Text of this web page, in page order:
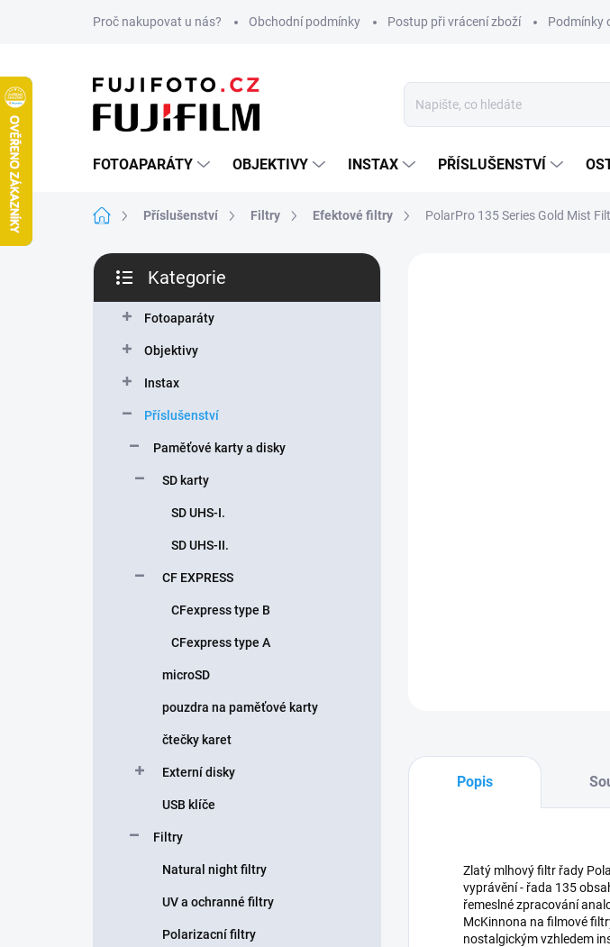
Proč nakupovat u nás? Obchodní podmínky Postup při vrácení zboží Podmínky
FOTOAPARÁTY OBJEKTIVY INSTAX PŘÍSLUŠENSTVÍ
Domů Příslušenství Filtry Efektové filtry PolarPro 135 Series Gold Mist
P
s
kategorie
Kategorie
Fotoaparáty
Objektivy
Instax
Příslušenství
Paměťové karty a disky
SD karty
SD UHS-I.
SD UHS-II.
CF EXPRESS
CFexpress type B
CFexpress type A
microSD
pouzdra na paměťové karty
čtečky karet
Externí disky
USB klíče
Filtry
Natural night filtry
UV a ochranné filtry
Polarizacní filtry
Popis
Zlatý mlhový filtr řady
vyprávění - řada 135
řemeslné zpracování
McKinnona na filmové
nostalgickým vzhledem